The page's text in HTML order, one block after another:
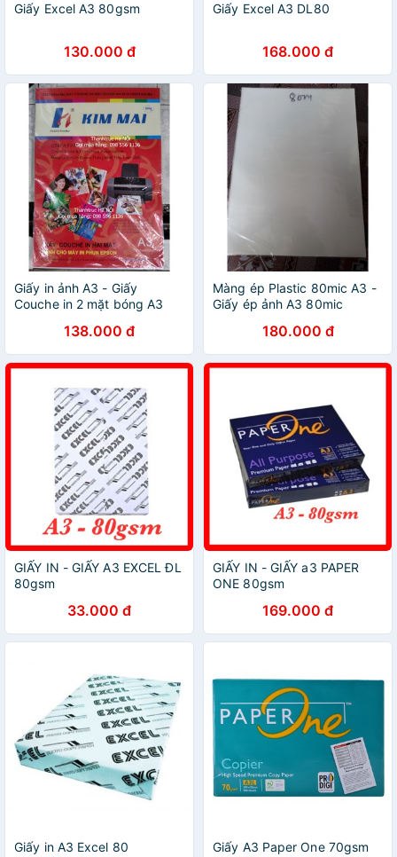
Giấy Excel A3 80gsm
130.000 đ
Giấy Excel A3 DL80
168.000 đ
Giấy in ảnh A3 - Giấy
Couche in 2 mặt bóng A3
138.000 đ
Màng ép Plastic 80mic A3 -
Giấy ép ảnh A3 80mic
180.000 đ
GIẤY IN - GIẤY A3 EXCEL ĐL
80gsm
33.000 đ
GIẤY IN - GIẤY a3 PAPER
ONE 80gsm
169.000 đ
Giấy in A3 Excel 80 Giấy A3 Paper One 70gsm